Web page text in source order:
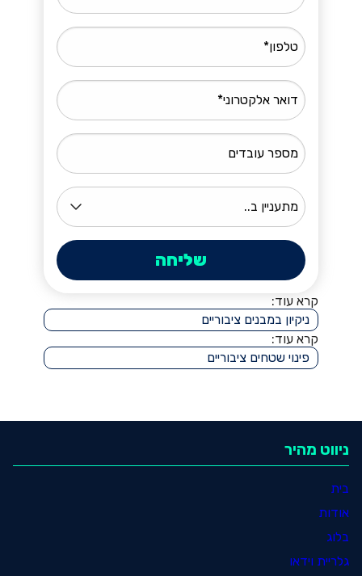
קרא עוד:
ניקיון במבנים ציבוריים
קרא עוד:
פינוי שטחים ציבוריים
ניווט מהיר
בית
אודות
בלוג
גלריית וידאו